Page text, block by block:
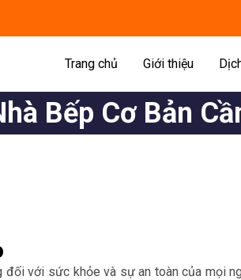
Trang chủ Giới thiệu
Bếp Cơ Bản
với sức khỏe và sự an toàn của mọi